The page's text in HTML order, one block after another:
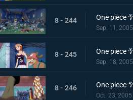
8 - 244
Sep. 11, 2005
8 - 245
Sep. 18, 2005
8 - 246
Oct. 23, 2005